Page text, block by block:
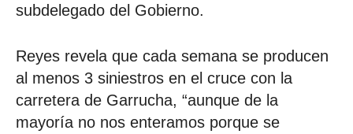
subdelegado del Gobierno.
Reyes revela que cada semana se producen
al menos 3 siniestros en el cruce con la
carretera de Garrucha, “aunque de la
mayoría no nos enteramos porque se